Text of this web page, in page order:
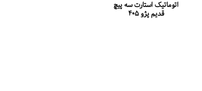
اتوماتیک استارت سه پیچ
قدیم پژو ۴۰۵